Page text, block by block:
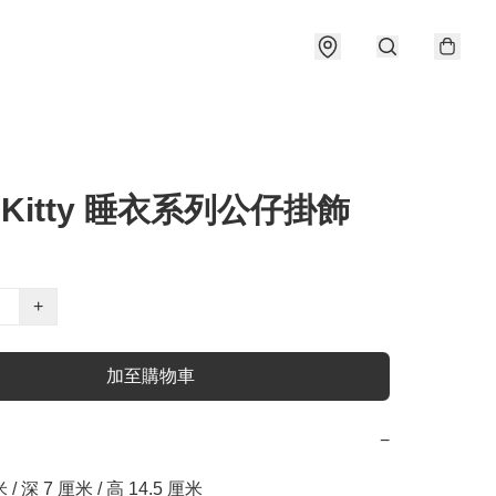
睡衣系列公仔掛飾
+
加至購物車
−
/ 深 7 厘米 / 高 14.5 厘米